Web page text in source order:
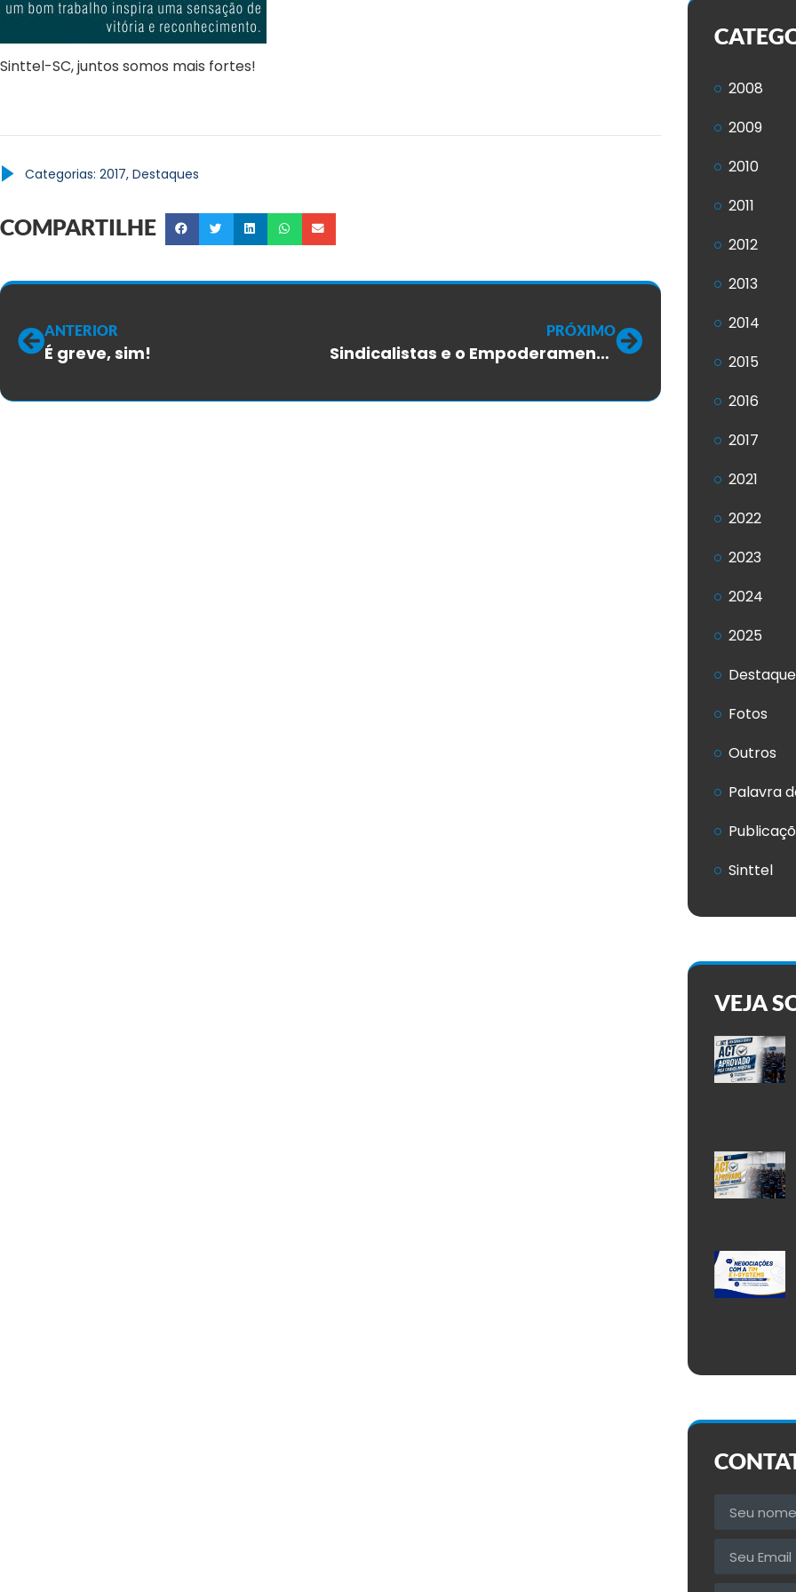
Sinttel-SC, juntos somos mais fortes!
Categorias: 2017, Destaques
COMPARTILHE
ANTERIOR
É greve, sim!
PRÓXIMO
Sindicalistas e o Empoderamento Feminino
2008
2009
2010
2011
2012
2013
2014
2015
2016
2017
2021
2022
2023
2024
2025
Fotos
Outros
Palavra
Sinttel
VEJA